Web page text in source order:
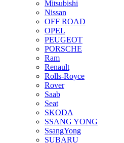
Mitsubishi
Nissan
OFF ROAD
OPEL
PEUGEOT
PORSCHE
Ram
Renault
Rolls-Royce
Rover
Saab
Seat
SKODA
SSANG YONG
SsangYong
SUBARU